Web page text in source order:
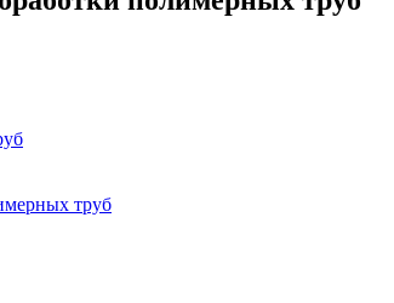
труб